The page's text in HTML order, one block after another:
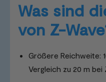
Was sind
von Z-
Größere Reichweite:
Vergleich zu 20 m bei